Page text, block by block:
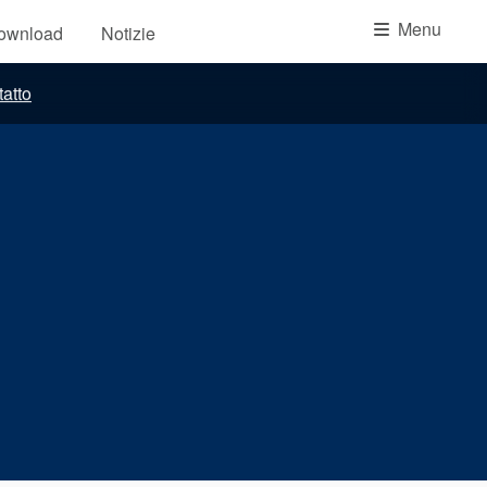
Notizie Menu